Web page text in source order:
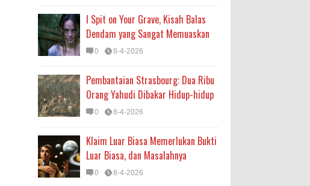
I Spit on Your Grave, Kisah Balas
Dendam yang Sangat Memuaskan
0 8-4-2026
Pembantaian Strasbourg: Dua Ribu
Orang Yahudi Dibakar Hidup-hidup
0 8-4-2026
Klaim Luar Biasa Memerlukan Bukti
Luar Biasa, dan Masalahnya
0 8-4-2026